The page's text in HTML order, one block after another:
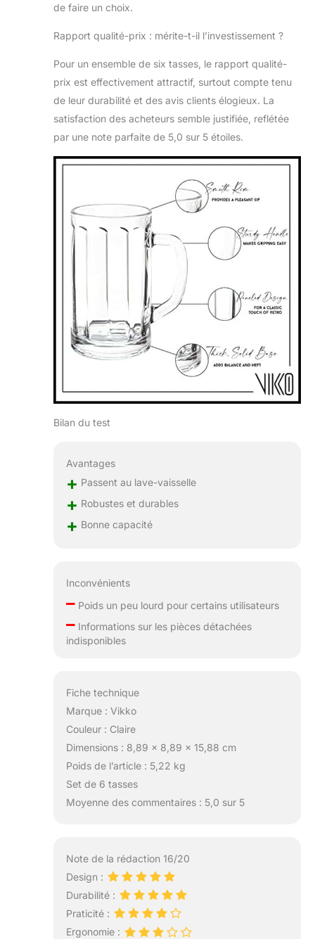
de faire un choix.
Rapport qualité-prix : mérite-t-il l’investissement ?
Pour un ensemble de six tasses, le rapport qualité-
prix est effectivement attractif, surtout compte tenu
de leur durabilité et des avis clients élogieux. La
satisfaction des acheteurs semble justifiée, reflétée
par une note parfaite de 5,0 sur 5 étoiles.
Bilan du test
Avantages
+ Passent au lave-vaisselle
+ Robustes et durables
+ Bonne capacité
Inconvénients
–Poids un peu lourd pour certains utilisateurs
–Informations sur les pièces détachées
indisponibles
Fiche technique
Marque : Vikko
Couleur : Claire
Dimensions : 8,89 x 8,89 x 15,88 cm
Poids de l’article : 5,22 kg
Set de 6 tasses
Moyenne des commentaires : 5,0 sur 5
Note de la rédaction 16/20
Design :
Durabilité :
Praticité :
Ergonomie :